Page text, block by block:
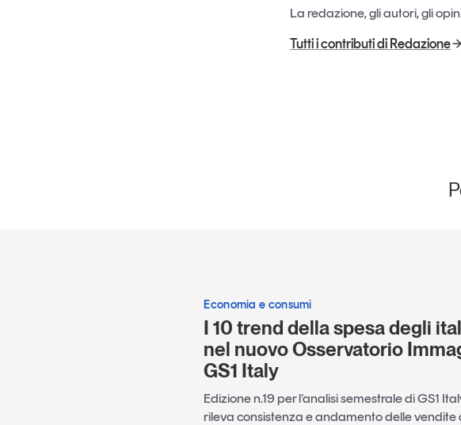
La redazione, gli autori, gli
Tutti i contributi di Redazione
Economia e consumi
I 10 trend della spesa degli
nel nuovo Osservatorio
GS1 Italy
Edizione n.19 per l’analisi semestrale di GS1
rileva consistenza e andamento delle vendite